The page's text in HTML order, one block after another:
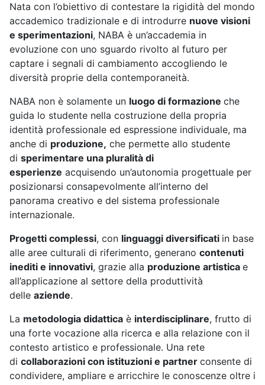
Nata con l’obiettivo di contestare la rigidità del mondo
accademico tradizionale e di introdurre nuove visioni
e sperimentazioni, NABA è un’accademia in
evoluzione con uno sguardo rivolto al futuro per
captare i segnali di cambiamento accogliendo le
diversità proprie della contemporaneità.
NABA non è solamente un luogo di formazione che
guida lo studente nella costruzione della propria
identità professionale ed espressione individuale, ma
anche di produzione, che permette allo studente
di sperimentare una pluralità di
esperienze acquisendo un’autonomia progettuale per
posizionarsi consapevolmente all’interno del
panorama creativo e del sistema professionale
internazionale.
Progetti complessi, con linguaggi diversificati in base
alle aree culturali di riferimento, generano contenuti
inediti e innovativi, grazie alla produzione artistica e
all’applicazione al settore della produttività
delle aziende.
La metodologia didattica è interdisciplinare, frutto di
una forte vocazione alla ricerca e alla relazione con il
contesto artistico e professionale. Una rete
di collaborazioni con istituzioni e partner consente di
condividere, ampliare e arricchire le conoscenze oltre i